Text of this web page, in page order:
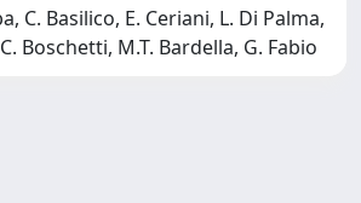
C. Basilico, E. Ceriani, L. Di Palma,
Boschetti, M.T. Bardella, G. Fabio